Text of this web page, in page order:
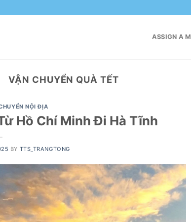
ASSIGN A
VẬN CHUYỂN QUÀ TẾT
NỘI ĐỊA
Hồ Chí Minh Đi Hà Tĩnh
BY TTS_TRANGTONG